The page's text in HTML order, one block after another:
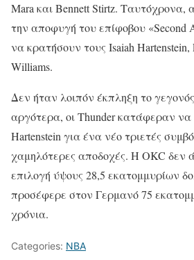
Mara και Bennett Stirtz. Ταυτόχρονα,
την αποφυγή του επίφοβου «Second
να κρατήσουν τους Isaiah
Williams.
Δεν ήταν λοιπόν έκπληξη το
αργότερα, οι Thunder κατάφεραν
Hartenstein για ένα νέο τριετές
χαμηλότερες αποδοχές. Η OKC δεν
επιλογή ύψους 28,5 εκατομμυρίων
προσέφερε στον Γερμανό 75
χρόνια.
Categories: NBA